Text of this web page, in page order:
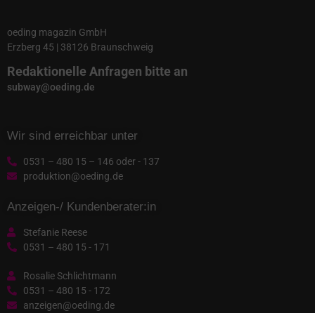
oeding magazin GmbH
Erzberg 45 | 38126 Braunschweig
Redaktionelle Anfragen bitte an
subway@oeding.de
Wir sind erreichbar unter
0531 – 480 15 – 146 oder - 137
produktion@oeding.de
Anzeigen-/ Kundenberater:in
Stefanie Reese
0531 – 480 15 - 171
Rosalie Schlichtmann
0531 – 480 15 - 172
anzeigen@oeding.de